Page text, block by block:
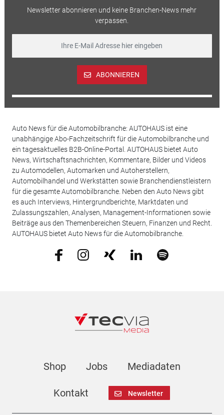
Newsletter abonnieren und keine Branchen-News mehr
verpassen.
ABONNIEREN
Auto News für die Automobilbranche: AUTOHAUS ist eine
unabhängige Abo-Fachzeitschrift für die Automobilbranche und
ein tagesaktuelles B2B-Online-Portal. AUTOHAUS bietet Auto
News, Wirtschaftsnachrichten, Kommentare, Bilder und Videos
zu Automodellen, Automarken und Autoherstellern,
Automobilhandel und Werkstätten sowie Branchendienstleistern
für die gesamte Automobilbranche. Neben den Auto News gibt
es auch Interviews, Hintergrundberichte, Marktdaten und
Zulassungszahlen, Analysen, Management-Informationen sowie
Beiträge aus den Themenbereichen Steuern, Finanzen und Recht.
AUTOHAUS bietet Auto News für die Automobilbranche.
Shop Jobs Mediadaten
Kontakt Newsletter